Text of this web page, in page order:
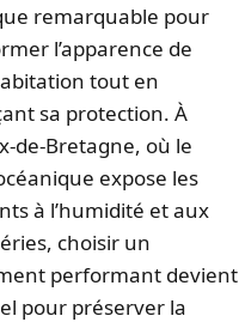
remarquable pour
l’apparence de
tout en
sa protection. À
de-Bretagne, où le
expose les
à l’humidité et aux
choisir un
performant devient
pour préserver la